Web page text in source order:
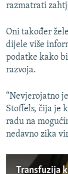
razmatrati
Oni također
dijele više
podatke kako
razvoja.
“Nevjerojatno
Stoffels, čija je
radu na
nedavno zika